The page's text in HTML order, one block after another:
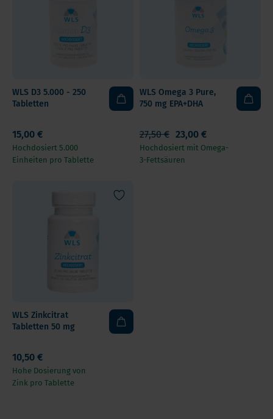
WLS D3 5.000 - 250
Tabletten
15,00 €
Hochdosiert 5.000
Einheiten pro Tablette
WLS Omega 3 Pure,
750 mg EPA+DHA
23,00 €
27,50 €
Hochdosiert mit Omega-
3-Fettsäuren
WLS Zinkcitrat
Tabletten 50 mg
10,50 €
Hohe Dosierung von
Zink pro Tablette